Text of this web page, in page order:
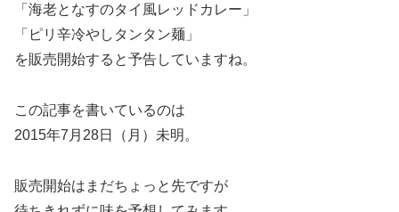
「海老となすのタイ風レッドカレー」
「ピリ辛冷やしタンタン麺」
を販売開始すると予告していますね。
この記事を書いているのは
2015年7月28日（月）未明。
販売開始はまだちょっと先ですが